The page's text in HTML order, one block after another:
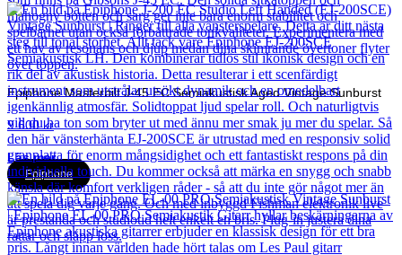
Epiphone Masterbilt J-45 EC Semiakustisk Aged Vintage Sunburst
9 600kr
Läs mer
Epiphone